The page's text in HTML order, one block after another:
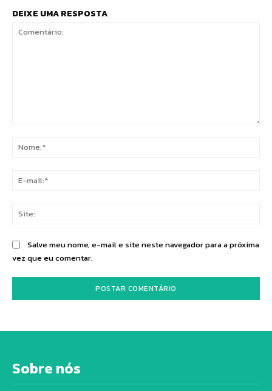
DEIXE UMA RESPOSTA
Salve meu nome, e-mail e site neste navegador para a próxima
vez que eu comentar.
Sobre nós